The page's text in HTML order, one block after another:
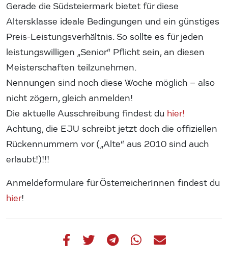
Gerade die Südsteiermark bietet für diese
Altersklasse ideale Bedingungen und ein günstiges
Preis-Leistungsverhältnis. So sollte es für jeden
leistungswilligen „Senior“ Pflicht sein, an diesen
Meisterschaften teilzunehmen.
Nennungen sind noch diese Woche möglich – also
nicht zögern, gleich anmelden!
Die aktuelle Ausschreibung findest du hier!
Achtung, die EJU schreibt jetzt doch die offiziellen
Rückennummern vor („Alte“ aus 2010 sind auch
erlaubt!)!!!
Anmeldeformulare für ÖsterreicherInnen findest du
hier!